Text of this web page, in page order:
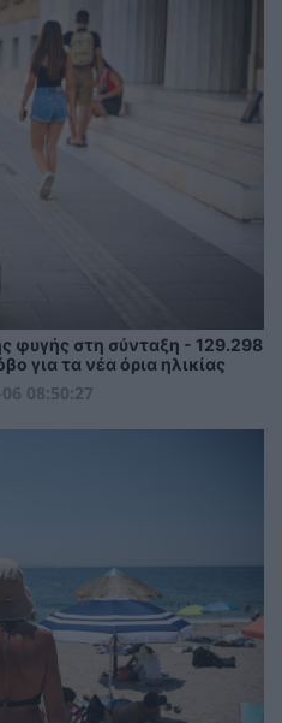
φυγής στη σύνταξη - 129.298
για τα νέα όρια ηλικίας
08:50:27